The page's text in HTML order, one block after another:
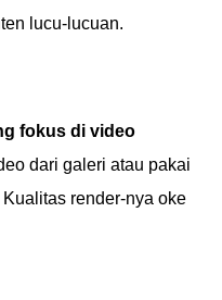
lucu-lucuan.
fokus di video
dari galeri atau pakai
render-nya oke